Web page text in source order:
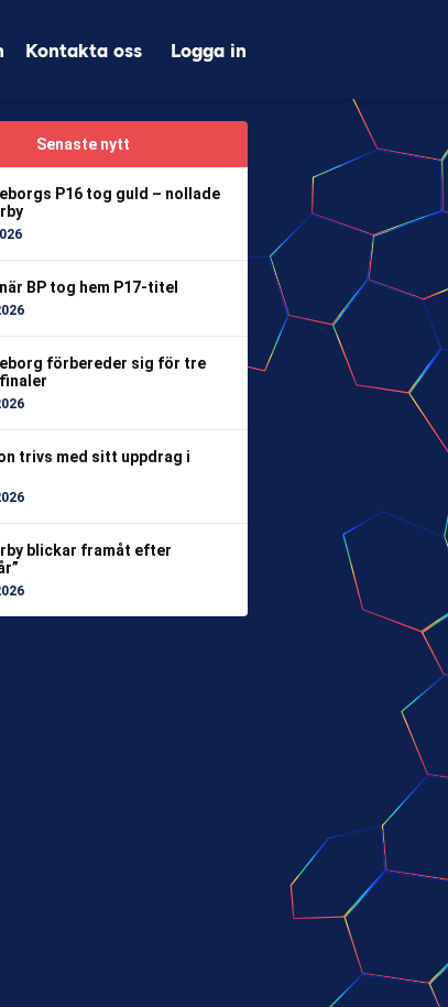
Kontakta oss Logga in
Senaste nytt
P16 tog guld – nollade
BP tog hem P17-titel
förbereder sig för tre
trivs med sitt uppdrag i
blickar framåt efter